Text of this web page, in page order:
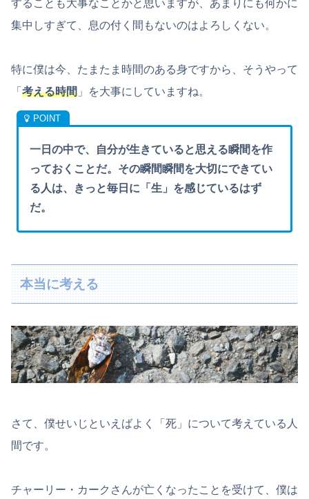
することも大事なことかと思いますが、あまりにも何かに
集中しすぎて、息の付く間もないのはよろしくない。
特に僕は今、たまたま時間のある身ですから、そうやって
「 考える時間 」を大事にしていますね。
一日の中で、自分が生きていると思える瞬間を作
っておくことだ。その瞬間瞬間を大切にできてい
る人は、きっと毎日に「生」を感じているはず
だ。
本当に考える
さて、僕せいじといえばよく「死」について考えている人
間です。
チャーリー・カークさんが亡くなったことを受けて、僕は